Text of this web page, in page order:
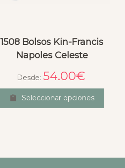
1508 Bolsos Kin-Francis
Napoles Celeste
Desde: 54.00€
Seleccionar opciones